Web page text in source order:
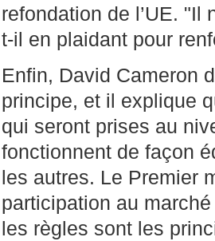
refondation de l’UE. "Il
t-il en plaidant pour
Enfin, David Cameron
principe, et il explique
qui seront prises au
fonctionnent de façon
les autres. Le Premier
participation au
les règles sont les